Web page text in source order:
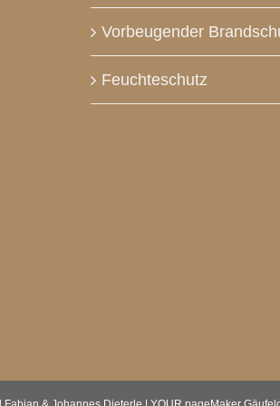
Vorbeugender
Feuchteschutz